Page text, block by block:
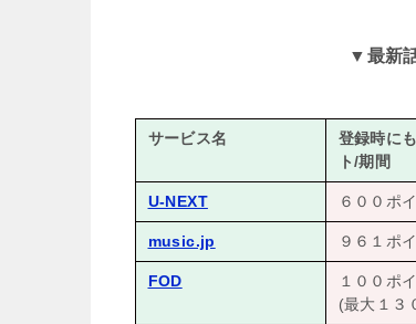
▼ 最新
サービス名
登録時に
ト/期間
U-NEXT ６００ポ
music.jp ９６１ポ
FOD
１００ポ
(最大１３